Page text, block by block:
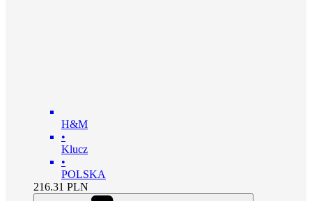
H&M
•
Klucz
•
POLSKA
216.31 PLN